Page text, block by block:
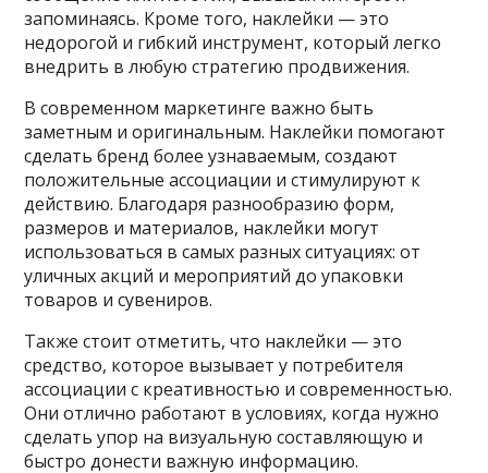
запоминаясь. Кроме того, наклейки — это
недорогой и гибкий инструмент, который легко
внедрить в любую стратегию продвижения.
В современном маркетинге важно быть
заметным и оригинальным. Наклейки помогают
сделать бренд более узнаваемым, создают
положительные ассоциации и стимулируют к
действию. Благодаря разнообразию форм,
размеров и материалов, наклейки могут
использоваться в самых разных ситуациях: от
уличных акций и мероприятий до упаковки
товаров и сувениров.
Также стоит отметить, что наклейки — это
средство, которое вызывает у потребителя
ассоциации с креативностью и современностью.
Они отлично работают в условиях, когда нужно
сделать упор на визуальную составляющую и
быстро донести важную информацию.